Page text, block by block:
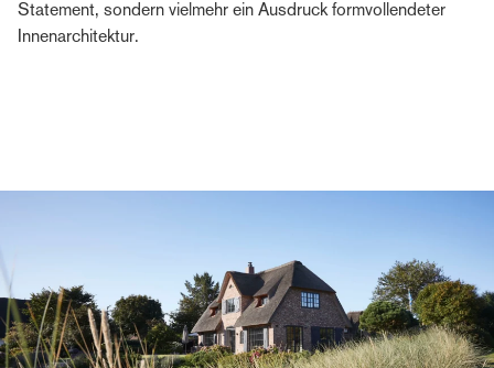
Statement, sondern vielmehr ein Ausdruck formvollendeter
Innenarchitektur.